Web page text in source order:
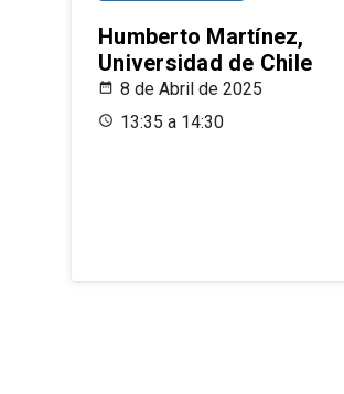
Humberto Martínez,
Universidad de Chile
8 de Abril de 2025
13:35 a 14:30